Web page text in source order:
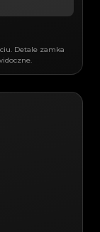
Detale zamka